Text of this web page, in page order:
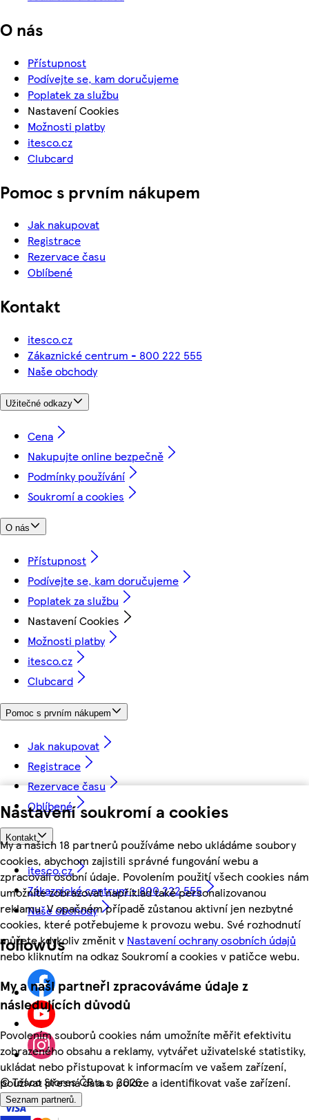
Nastavení soukromí a cookies
My a našich 18 partnerů používáme nebo ukládáme soubory
cookies, abychom zajistili správné fungování webu a
zpracovali osobní údaje. Povolením použití všech cookies nám
umožníte zobrazovat například také personalizovanou
reklamu. V opačném případě zůstanou aktivní jen nezbytné
cookies, které potřebujeme k provozu webu. Své rozhodnutí
můžete kdykoliv změnit v Nastavení ochrany osobních údajů
nebo kliknutím na odkaz Soukromí a cookies v patičce webu.
My a naši partneři zpracováváme údaje z
následujících důvodů
Povolením souborů cookies nám umožníte měřit efektivitu
zobrazeného obsahu a reklamy, vytvářet uživatelské statistiky,
ukládat nebo přistupovat k informacím ve vašem zařízení,
používat přesná data o poloze a identifikovat vaše zařízení.
Seznam partnerů.
O nás
Přístupnost
Podívejte se, kam doručujeme
Poplatek za službu
Nastavení Cookies
Možnosti platby
itesco.cz
Clubcard
Pomoc s prvním nákupem
Jak nakupovat
Registrace
Rezervace času
Oblíbené
Kontakt
itesco.cz
Zákaznické centrum - 800 222 555
Naše obchody
Užitečné odkazy
Cena
Nakupujte online bezpečně
Podmínky používání
Soukromí a cookies
O nás
Přístupnost
Podívejte se, kam doručujeme
Poplatek za službu
Nastavení Cookies
Možnosti platby
itesco.cz
Clubcard
Pomoc s prvním nákupem
Jak nakupovat
Registrace
Rezervace času
Oblíbené
Kontakt
itesco.cz
Zákaznické centrum - 800 222 555
Naše obchody
followUs
©Tesco Stores ČR a.s. 2026